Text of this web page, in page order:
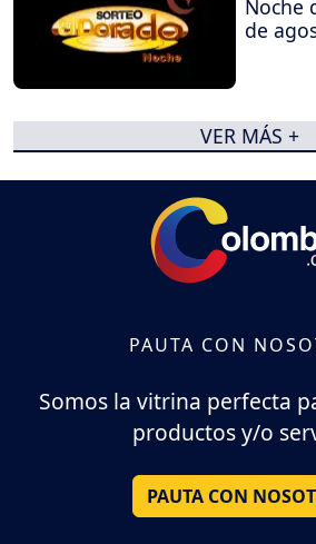
Noche
de
VER MÁS +
PAUTA CON
Somos la vitrina perfecta
productos y/o
PAUTA CON